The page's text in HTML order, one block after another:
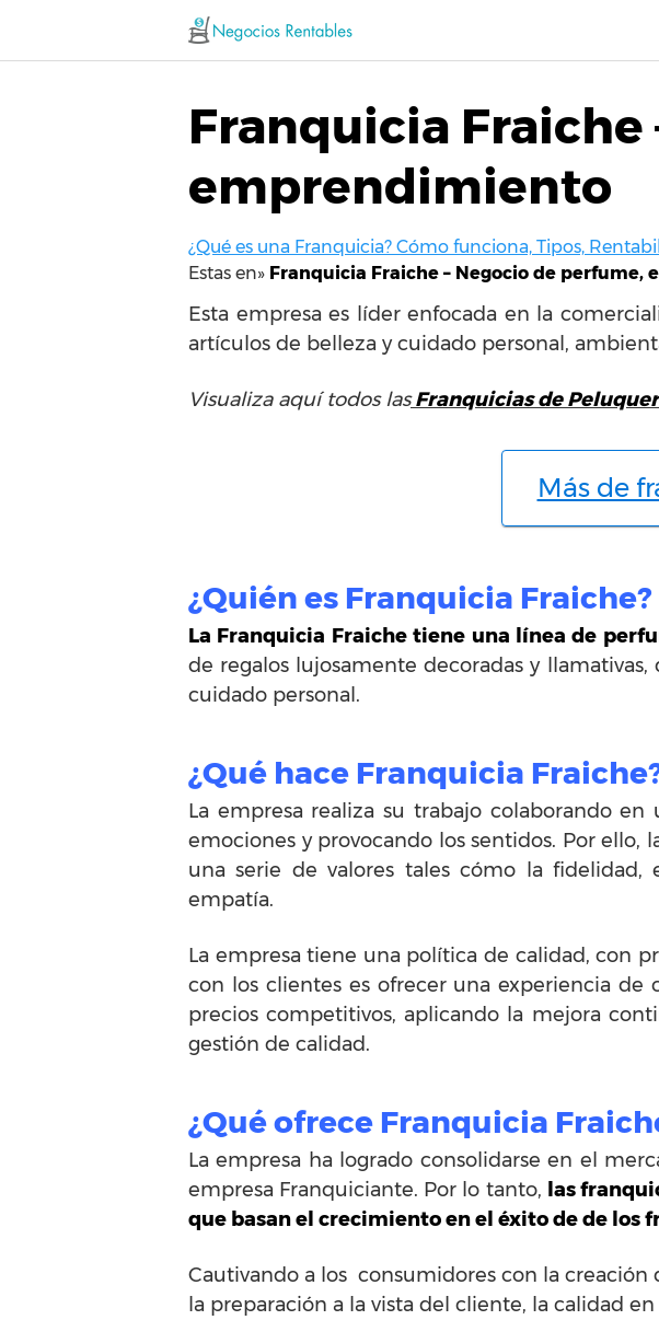
contenido
Franquicia
emprendimiento
¿Qué es una Franquicia? Cómo funciona, Tipos,
Estas en» Franquicia Fraiche – Negocio de perfume,
Esta empresa es líder enfocada en la
artículos de belleza y cuidado personal,
Visualiza aquí todos lasFranquicias de
Más de
¿Quién es Franquicia Fraiche?
La Franquicia Fraiche tiene una línea de
de regalos lujosamente decoradas y
cuidado personal.
¿Qué hace Franquicia
La empresa realiza su trabajo colaborando
emociones y provocando los sentidos. Por
una serie de valores tales cómo la fidelidad,
empatía.
La empresa tiene una política de calidad, con
con los clientes es ofrecer una experiencia
precios competitivos, aplicando la mejora
gestión de calidad.
¿Qué ofrece Franquicia
La empresa ha logrado consolidarse en el
empresa Franquiciante. Por lo tanto, las
que basan el crecimiento en el éxito de de los
Cautivando a los consumidores con la
la preparación a la vista del cliente, la calidad